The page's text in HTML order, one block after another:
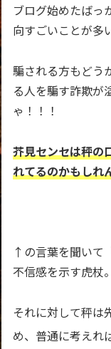
ブログ始めたばっ
向すごいことが多
騙される方もどう
る人を騙す詐欺が
ゃ！！！
芥見センセは秤の
れてるのかもしれ
↑の言葉を聞いて
不信感を示す虎杖。
それに対して秤は
め、普通に考えれ